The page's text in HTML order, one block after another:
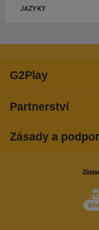
JAZYKY
G2Play
Partnerství
Zásady a